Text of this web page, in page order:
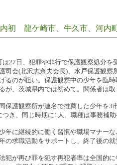
初 龍ケ崎市、牛久市、河内
27日、犯罪や非行で保護観察処分
司会(北沢志奈夫会長)、水戸保護観
るのが狙い。保護観察中の少年を臨
が、茨城県内では初めて。関係者は
保護観察所が連名で推薦した少年を
き、同じ時期に1人。職種は事務補
年に継続的に働く習慣や職場マナー
の求職活動をサポートし、終了後の就
犯が再び罪を犯す再犯者率は全国的